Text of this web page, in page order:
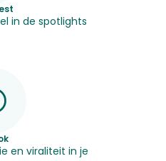
in de spotlights
en viraliteit in je